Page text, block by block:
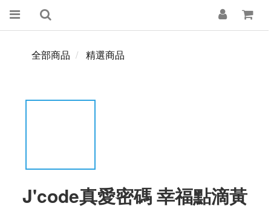
全部商品 精選商品
J'code真愛密碼 幸福點滴黃